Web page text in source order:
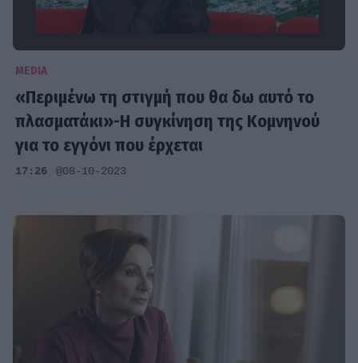
MEDIA
«Περιμένω τη στιγμή που θα δω αυτό το
πλασματάκι»-H συγκίνηση της Κομνηνού
για το εγγόνι που έρχεται
17:26 @08-10-2023